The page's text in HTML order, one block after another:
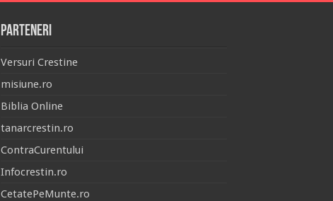
Parteneri
Versuri Crestine
misiune.ro
Biblia Online
tanarcrestin.ro
ContraCurentului
Infocrestin.ro
CetatePeMunte.ro